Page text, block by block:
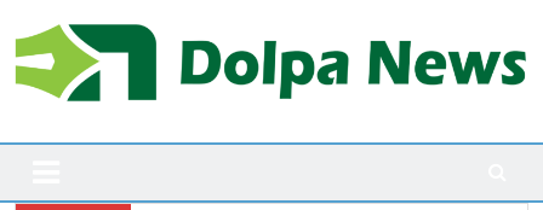
to
content
Dolpanews